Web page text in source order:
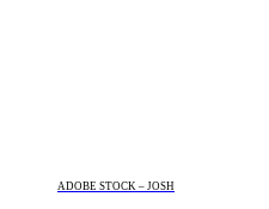
ADOBE STOCK – JOSH